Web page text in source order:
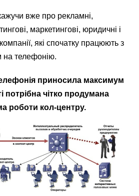
вже про рекламні,
маркетингові, юридичні і
які спочатку працюють з
на телефонію.
приносила максимум
потрібна чітко продумана
роботи кол-центру.